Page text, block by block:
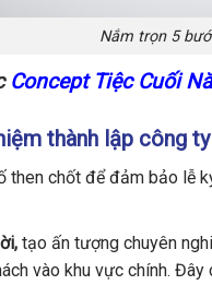
Nắm trọn 5
Concept Tiệc Cuối
thành lập công
then chốt để đảm bảo lễ
tạo ấn tượng chuyên
vào khu vực chính.